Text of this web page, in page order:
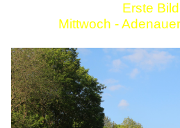
Erste
Mittwoch -